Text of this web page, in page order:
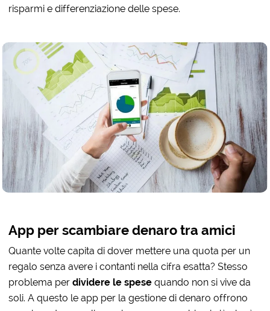
risparmi e differenziazione delle spese.
App per scambiare denaro tra amici
Quante volte capita di dover mettere una quota per un
regalo senza avere i contanti nella cifra esatta? Stesso
problema perdividere le spesequando non si vive da
soli. A questo le app per la gestione di denaro offrono